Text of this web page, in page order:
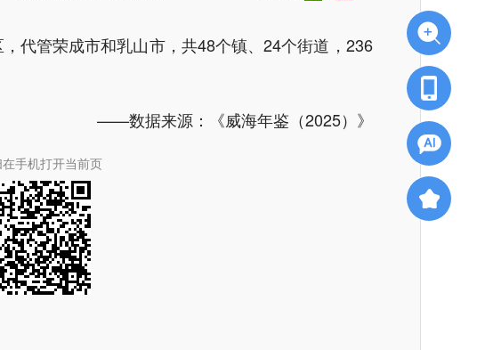
代管荣成市和乳山市，共48个镇、24个街道，236
——数据来源：《威海年鉴（2025）》
手机打开当前页